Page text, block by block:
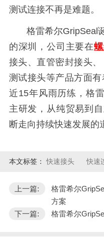
测试连接不再是难题。
格雷希尔GripSeal
的深圳，公司主要在
接头、直管密封接头
测试接头等产品方面
近15年风雨历练，格
主研发，从纯贸易到
断走向持续快速发展的
本文标签： 快速接头 快速
上一篇:
格雷希尔
方案
下一篇:
格雷希尔